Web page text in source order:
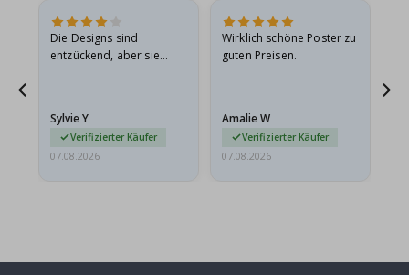
Die Designs sind
entzückend, aber sie
sie…
Sylvie Y
Verifizierter Käufer
07.08.2026
Wirklich schöne Poster zu
guten Preisen.
Amalie W
Verifizierter Käufer
07.08.2026